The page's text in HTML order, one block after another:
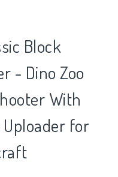
Block
- Dino Zoo
With
for